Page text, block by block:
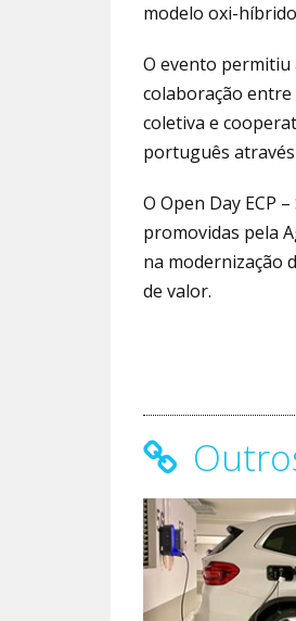
modelo oxi-
O evento permitiu
colaboração
coletiva e
português
O Open Day ECP
promovidas pela
na modernização
de valor.